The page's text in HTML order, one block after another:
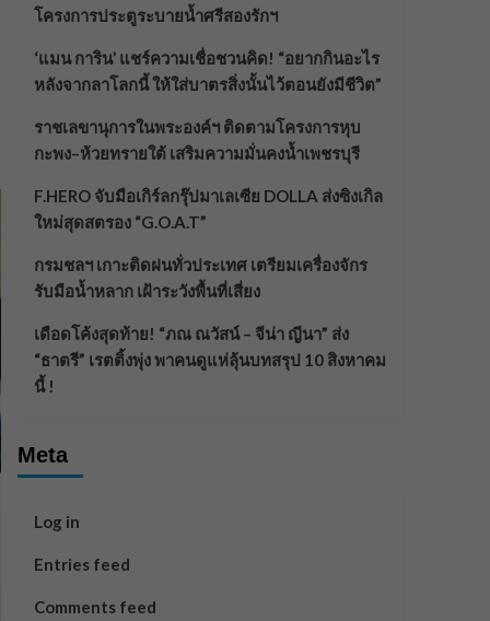
โครงการประตูระบายน้ำศรีสองรักฯ
‘แมน การิน’ แชร์ความเชื่อชวนคิด! “อยากกินอะไร
หลังจากลาโลกนี้ ให้ใส่บาตรสิ่งนั้นไว้ตอนยังมีชีวิต”
ราชเลขานุการในพระองค์ฯ ติดตามโครงการหุบ
กะพง–ห้วยทรายใต้ เสริมความมั่นคงน้ำเพชรบุรี
F.HERO จับมือเกิร์ลกรุ๊ปมาเลเซีย DOLLA ส่งซิงเกิล
ใหม่สุดสตรอง “G.O.A.T”
กรมชลฯ เกาะติดฝนทั่วประเทศ เตรียมเครื่องจักร
รับมือน้ำหลาก เฝ้าระวังพื้นที่เสี่ยง
เดือดโค้งสุดท้าย! “ภณ ณวัสน์ – จีน่า ญีนา” ส่ง
“ธาตรี” เรตติ้งพุ่ง พาคนดูแห่ลุ้นบทสรุป 10 สิงหาคม
นี้ !
Meta
Log in
Entries feed
Comments feed